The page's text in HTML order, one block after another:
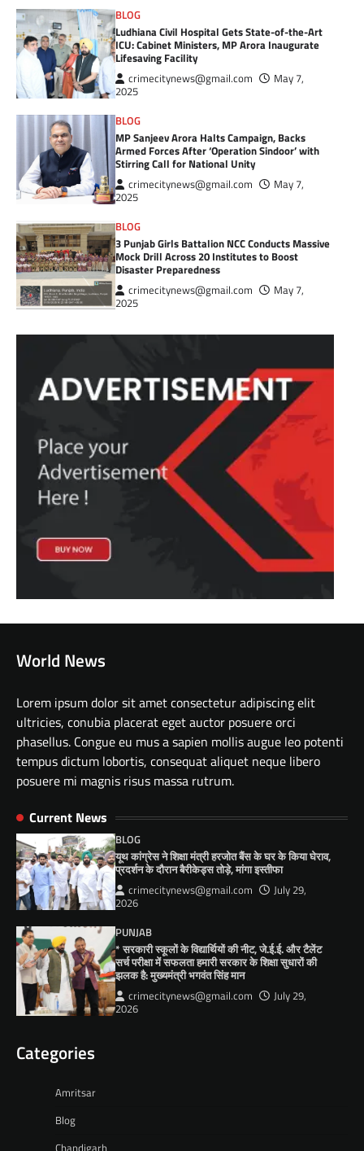
BLOG
Ludhiana Civil Hospital Gets State-of-the-Art
ICU: Cabinet Ministers, MP Arora Inaugurate
Lifesaving Facility
crimecitynews@gmail.com
May 7,
2025
BLOG
MP Sanjeev Arora Halts Campaign, Backs
Armed Forces After ‘Operation Sindoor’ with
Stirring Call for National Unity
crimecitynews@gmail.com
May 7,
2025
BLOG
3 Punjab Girls Battalion NCC Conducts Massive
Mock Drill Across 20 Institutes to Boost
Disaster Preparedness
crimecitynews@gmail.com
May 7,
2025
World News
Lorem ipsum dolor sit amet consectetur adipiscing elit
ultricies, conubia placerat eget auctor posuere orci
phasellus. Congue eu mus a sapien mollis augue leo potenti
tempus dictum lobortis, consequat aliquet neque libero
posuere mi magnis risus massa rutrum.
Current News
BLOG
यूथ कांग्रेस ने शिक्षा मंत्री हरजोत बैंस के घर के किया घेराव,
प्रदर्शन के दौरान बैरीकेड्स तोड़े, मांगा इस्तीफा
crimecitynews@gmail.com
July 29,
2026
PUNJAB
* सरकारी स्कूलों के विद्यार्थियों की नीट, जे.ई.ई. और टैलेंट
सर्च परीक्षा में सफलता हमारी सरकार के शिक्षा सुधारों की
झलक है: मुख्यमंत्री भगवंत सिंह मान
crimecitynews@gmail.com
July 29,
2026
Categories
Amritsar
Blog